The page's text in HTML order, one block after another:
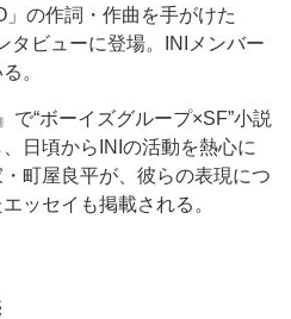
の作詞・作曲を手がけた
タビューに登場。INIメンバー
。
“ボーイズグループ×SF”小説
日頃からINIの活動を熱心に
町屋良平が、彼らの表現につ
ッセイも掲載される。